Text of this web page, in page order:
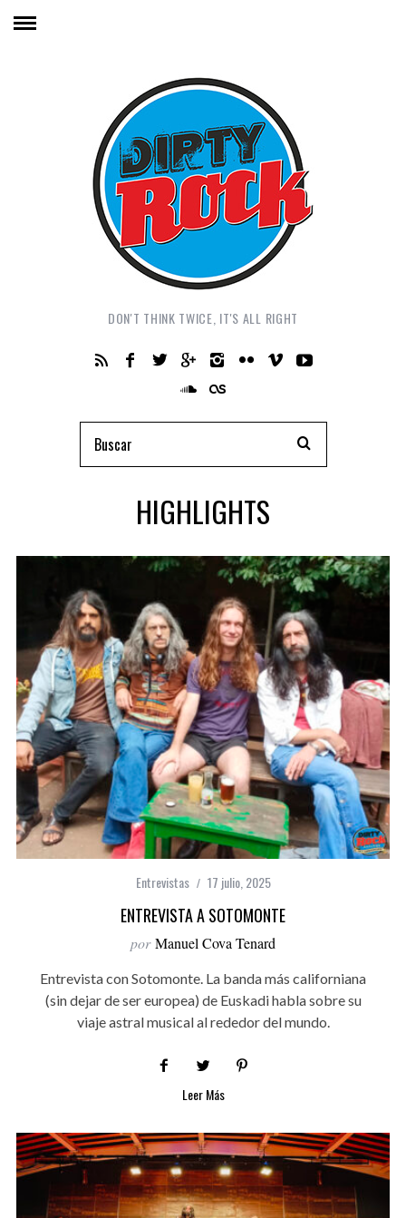
DON'T THINK TWICE, IT'S ALL RIGHT
HIGHLIGHTS
Entrevistas 17 julio, 2025
ENTREVISTA A SOTOMONTE
por Manuel Cova Tenard
Entrevista con Sotomonte. La banda más californiana
(sin dejar de ser europea) de Euskadi habla sobre su
viaje astral musical al rededor del mundo.
Leer Más